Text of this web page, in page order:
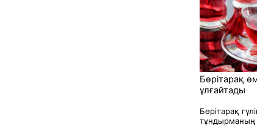
Бөрітарақ
ұлғайтады
Бөрітарақ